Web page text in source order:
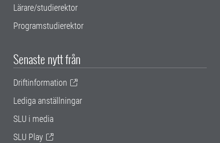
Lärare/studierektor
Programstudierektor
Senaste nytt från
Driftinformation
Lediga anställningar
SLU i media
SLU Play